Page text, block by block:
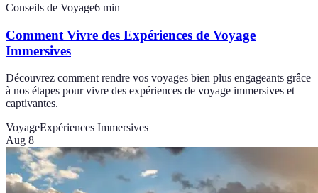
Conseils de Voyage6 min
Comment Vivre des Expériences de Voyage
Immersives
Découvrez comment rendre vos voyages bien plus engageants grâce
à nos étapes pour vivre des expériences de voyage immersives et
captivantes.
VoyageExpériences Immersives
Aug 8